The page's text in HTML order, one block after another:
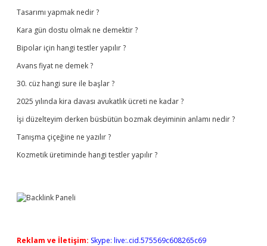
Tasarımı yapmak nedir ?
Kara gün dostu olmak ne demektir ?
Bipolar için hangi testler yapılır ?
Avans fiyat ne demek ?
30. cüz hangi sure ile başlar ?
2025 yılında kira davası avukatlık ücreti ne kadar ?
İşi düzelteyim derken büsbütün bozmak deyiminin anlamı nedir ?
Tanışma çiçeğine ne yazılır ?
Kozmetik üretiminde hangi testler yapılır ?
Reklam ve İletişim: Skype: live:.cid.575569c608265c69